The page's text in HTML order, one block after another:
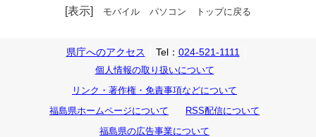
[表示] モバイル パソコン トップに戻る
県庁へのアクセス Tel： 024-521-1111
個人情報の取り扱いについて
リンク・著作権・免責事項などについて
福島県ホームページについて
RSS配信について
福島県の広告事業について